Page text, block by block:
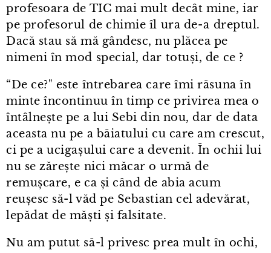
profesoara de TIC mai mult decât mine, iar
pe profesorul de chimie îl ura de⁠-⁠a dreptul.
Dacă stau să mă gândesc, nu plăcea pe
nimeni în mod special, dar totuși, de ce ?
“De ce?" este întrebarea care îmi răsuna în
minte încontinuu în timp ce privirea mea o
întâlnește pe a lui Sebi din nou, dar de data
aceasta nu pe a băiatului cu care am crescut,
ci pe a ucigașului care a devenit. În ochii lui
nu se zărește nici măcar o urmă de
remușcare, e ca și când de abia acum
reușesc să-l văd pe Sebastian cel adevărat,
lepădat de măști și falsitate.
Nu am putut să-l privesc prea mult în ochi,